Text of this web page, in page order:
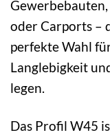
oder Carports –
perfekte Wahl
Langlebigkeit
legen.
Das Profil W45